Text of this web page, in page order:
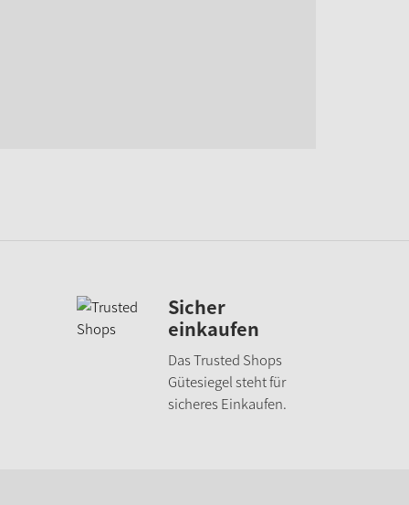
Sicher
einkaufen
Das Trusted Shops
Gütesiegel steht für
sicheres Einkaufen.